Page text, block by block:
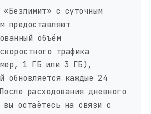
«Безлимит» с суточным
предоставляют
объём
трафика
1 ГБ или 3 ГБ),
обновляется каждые 24
расходования дневного
вы остаётесь на связи с